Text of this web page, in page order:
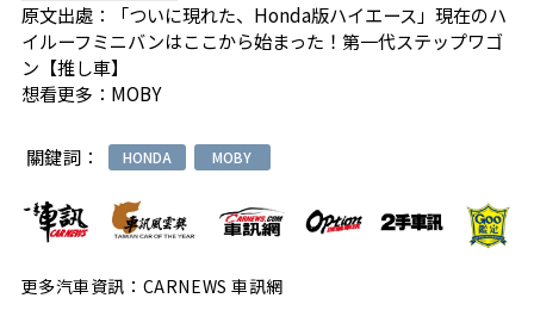
原文出處：
「ついに現れた、Honda版ハイエース」現在のハ
イルーフミニバンはここから始まった！第一代ステップワゴ
ン【推し車】
想看更多： MOBY
關鍵詞： HONDA MOBY
更多汽車資訊：CARNEWS 車訊網